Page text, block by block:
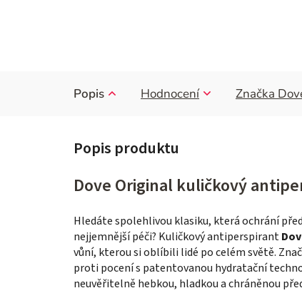
Popis Hodnocení Značka
Dove Original kuličkový
Hledáte spolehlivou klasiku, která ochrání
nejjemnější péči? Kuličkový antiperspirant
vůní, kterou si oblíbili lidé po celém světě.
proti pocení s patentovanou hydratační
neuvěřitelně hebkou, hladkou a chráněnou